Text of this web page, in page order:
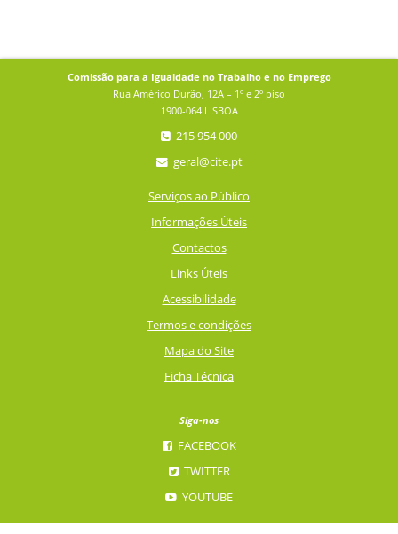
Comissão para a Igualdade no Trabalho e no Emprego
Rua Américo Durão, 12A – 1º e 2º piso
1900-064 LISBOA
215 954 000
geral@cite.pt
Serviços ao Público
Informações Úteis
Contactos
Links Úteis
Acessibilidade
Termos e condições
Mapa do Site
Ficha Técnica
Siga-nos
FACEBOOK
TWITTER
YOUTUBE